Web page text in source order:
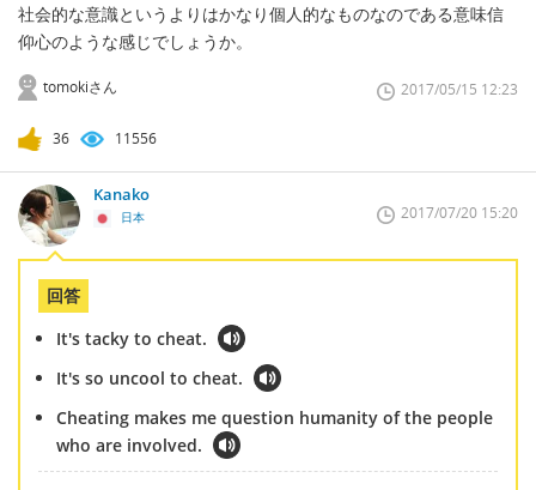
社会的な意識というよりはかなり個人的なものなのである意味信
仰心のような感じでしょうか。
tomokiさん 2017/05/15 12:23
36 11556
Kanako
日本 2017/07/20 15:20
回答
It's tacky to cheat.
It's so uncool to cheat.
Cheating makes me question humanity of the people
who are involved.